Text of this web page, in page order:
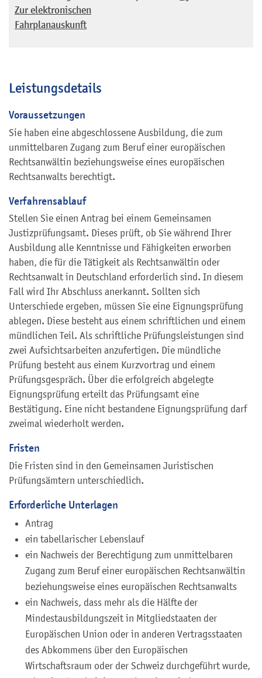
Zur elektronischen
Fahrplanauskunft
Leistungsdetails
Voraussetzungen
Sie haben eine abgeschlossene Ausbildung, die zum
unmittelbaren Zugang zum Beruf einer europäischen
Rechtsanwältin beziehungsweise eines europäischen
Rechtsanwalts berechtigt.
Verfahrensablauf
Stellen Sie einen Antrag bei einem Gemeinsamen
Justizprüfungsamt. Dieses prüft, ob Sie während Ihrer
Ausbildung alle Kenntnisse und Fähigkeiten erworben
haben, die für die Tätigkeit als Rechtsanwältin oder
Rechtsanwalt in Deutschland erforderlich sind. In diesem
Fall wird Ihr Abschluss anerkannt. Sollten sich
Unterschiede ergeben, müssen Sie eine Eignungsprüfung
ablegen. Diese besteht aus einem schriftlichen und einem
mündlichen Teil. Als schriftliche Prüfungsleistungen sind
zwei Aufsichtsarbeiten anzufertigen. Die mündliche
Prüfung besteht aus einem Kurzvortrag und einem
Prüfungsgespräch. Über die erfolgreich abgelegte
Eignungsprüfung erteilt das Prüfungsamt eine
Bestätigung. Eine nicht bestandene Eignungsprüfung darf
zweimal wiederholt werden.
Fristen
Die Fristen sind in den Gemeinsamen Juristischen
Prüfungsämtern unterschiedlich.
Erforderliche Unterlagen
Antrag
ein tabellarischer Lebenslauf
ein Nachweis der Berechtigung zum unmittelbaren
Zugang zum Beruf einer europäischen Rechtsanwältin
beziehungsweise eines europäischen Rechtsanwalts
ein Nachweis, dass mehr als die Hälfte der
Mindestausbildungszeit in Mitgliedstaaten der
Europäischen Union oder in anderen Vertragsstaaten
des Abkommens über den Europäischen
Wirtschaftsraum oder der Schweiz durchgeführt wurde,